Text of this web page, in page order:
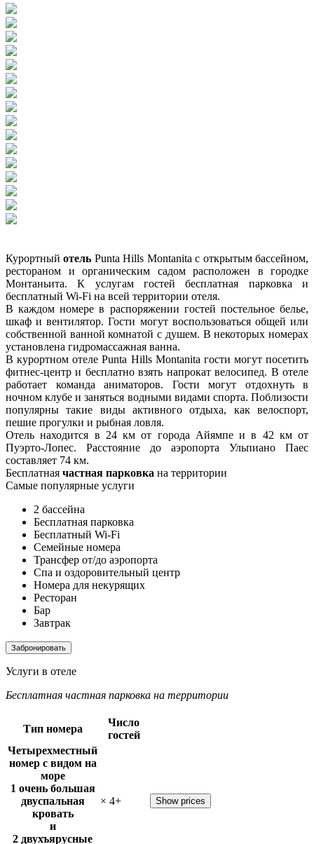
Курортныйотель Punta Hills Montanita с открытым бассейном,
рестораном и органическим садом расположен в городке
Монтаньита. К услугам гостей бесплатная парковка и
бесплатный Wi-Fi на всей территории отеля.
В каждом номере в распоряжении гостей постельное белье,
шкаф и вентилятор. Гости могут воспользоваться общей или
собственной ванной комнатой с душем. В некоторых номерах
установлена гидромассажная ванна.
В курортном отеле Punta Hills Montanita гости могут посетить
фитнес-центр и бесплатно взять напрокат велосипед. В отеле
работает команда аниматоров. Гости могут отдохнуть в
ночном клубе и заняться водными видами спорта. Поблизости
популярны такие виды активного отдыха, как велоспорт,
пешие прогулки и рыбная ловля.
Отель находится в 24 км от города Айямпе и в 42 км от
Пуэрто-Лопес. Расстояние до аэропорта Ульпиано Паес
составляет 74 км.
Бесплатная частная парковка на территории
Самые популярные услуги
2 бассейна
Бесплатная парковка
Бесплатный Wi-Fi
Семейные номера
Трансфер от/до аэропорта
Спа и оздоровительный центр
Номера для некурящих
Ресторан
Бар
Завтрак
Забронировать
Услуги в отеле
Бесплатная частная парковка на территории
Тип номера
Число
гостей
Четырехместный
номер с видом на
море
1 очень большая
двуспальная
кровать
и
2 двухъярусные
× 4+ Show prices